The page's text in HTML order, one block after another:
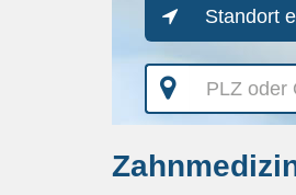
Standort
PLZ
oder
Ort